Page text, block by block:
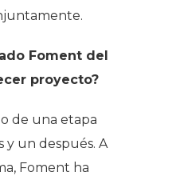
Foment del
proyecto?
de una etapa
un después. A
Foment ha